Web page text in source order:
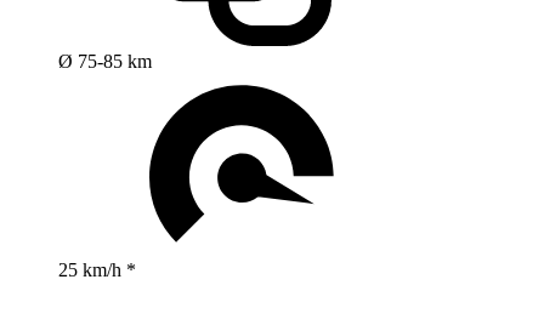
Ø 75-85 km
25 km/h *